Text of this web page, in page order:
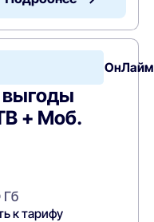
ОнЛайм
выгоды
+ Моб.
Гб
к тарифу